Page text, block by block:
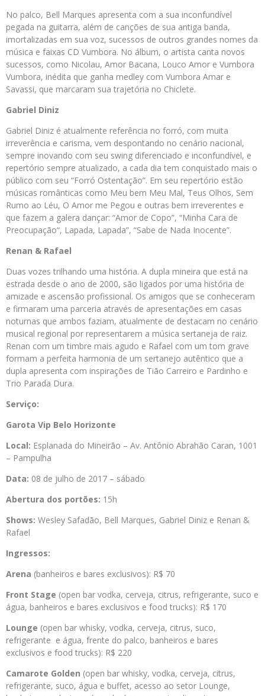
No palco, Bell Marques apresenta com a sua inconfundível
pegada na guitarra, além de canções de sua antiga banda,
imortalizadas em sua voz, sucessos de outros grandes nomes da
música e faixas CD Vumbora. No álbum, o artista canta novos
sucessos, como Nicolau, Amor Bacana, Louco Amor e Vumbora
Vumbora, inédita que ganha medley com Vumbora Amar e
Savassi, que marcaram sua trajetória no Chiclete.
Gabriel Diniz
Gabriel Diniz é atualmente referência no forró, com muita
irreverência e carisma, vem despontando no cenário nacional,
sempre inovando com seu swing diferenciado e inconfundível, e
repertório sempre atualizado, a cada dia tem conquistado mais o
público com seu “Forró Ostentação”. Em seu repertório estão
músicas românticas como Meu bem Meu Mal, Teus Olhos, Sem
Rumo ao Léu, O Amor me Pegou e outras bem irreverentes e
que fazem a galera dançar: “Amor de Copo”, “Minha Cara de
Preocupação“, Lapada, Lapada”, “Sabe de Nada Inocente”.
Renan & Rafael
Duas vozes trilhando uma história. A dupla mineira que está na
estrada desde o ano de 2000, são ligados por uma história de
amizade e ascensão profissional. Os amigos que se conheceram
e firmaram uma parceria através de apresentações em casas
noturnas que ambos faziam, atualmente de destacam no cenário
musical regional por representarem a música sertaneja de raiz.
Renan com um timbre mais agudo e Rafael com um tom grave
formam a perfeita harmonia de um sertanejo autêntico que a
dupla apresenta com inspirações de Tião Carreiro e Pardinho e
Trio Parada Dura.
Serviço:
Garota Vip Belo Horizonte
Local: Esplanada do Mineirão – Av. Antônio Abrahão Caran, 1001
– Pampulha
Data: 08 de julho de 2017 – sábado
Abertura dos portões: 15h
Shows: Wesley Safadão, Bell Marques, Gabriel Diniz e Renan &
Rafael
Ingressos:
Arena (banheiros e bares exclusivos): R$ 70
Front Stage (open bar vodka, cerveja, citrus, refrigerante, suco e
água, banheiros e bares exclusivos e food trucks): R$ 170
Lounge (open bar whisky, vodka, cerveja, citrus, suco,
refrigerante e água, frente do palco, banheiros e bares
exclusivos e food trucks): R$ 220
Camarote Golden (open bar whisky, vodka, cerveja, citrus,
refrigerante, suco, água e buffet, acesso ao setor Lounge,